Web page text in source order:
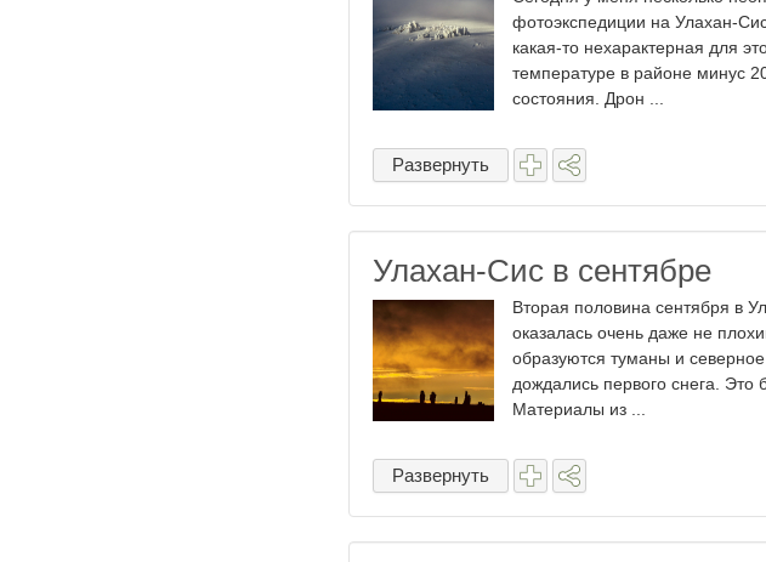
фотоэкспедиции на Улахан-
какая-то нехарактерная для
температуре в районе минус
состояния. Дрон ...
Развернуть
Улахан-Сис в сентябре
Вторая половина сентября в
оказалась очень даже не
образуются туманы и
дождались первого снега. Это
Материалы из ...
Развернуть